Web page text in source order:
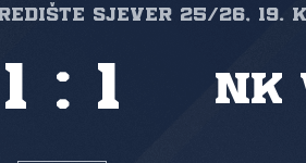
SJEVER 25/26, 19.
NK
1 : 1